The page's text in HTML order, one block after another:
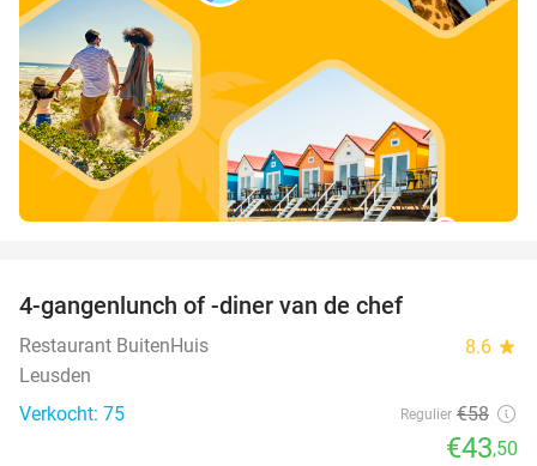
4-gangenlunch of -diner van de chef
Restaurant BuitenHuis 8.6 star
Leusden
Verkocht: 75
Regulier €58
€43,50